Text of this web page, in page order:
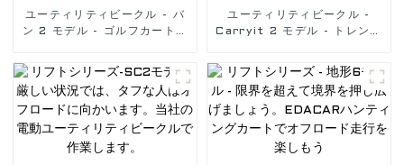
ユーティリティビークル - バ
ン 2 モデル - ゴルフカートで
達したり、家事を行ったりでき
ユーティリティビークル -
Carryit 2 モデル - トレンデ
スタイリッシュにゴルフを楽し
みましょう